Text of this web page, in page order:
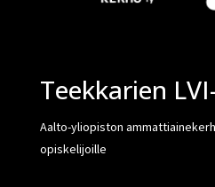
Teekkarien
Aalto-yliopiston
opiskelijoille